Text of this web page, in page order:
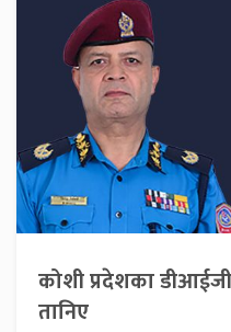
कोशी प्रदेशका
तानिए